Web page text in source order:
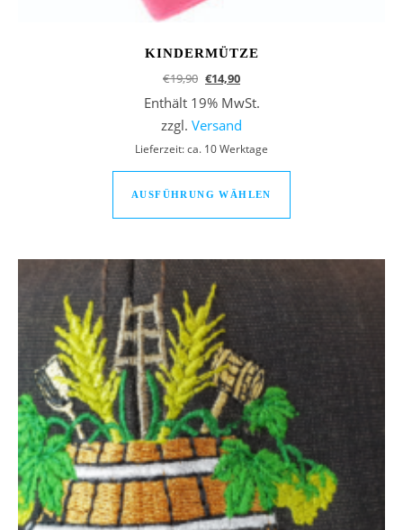
KINDERMÜTZE
€19,90 Ursprünglicher Preis war: €19,90
€14,90Aktueller Preis ist: €14,90.
Enthält 19% MwSt.
zzgl. Versand
Lieferzeit: ca. 10 Werktage
AUSFÜHRUNG WÄHLEN
Dieses Produkt